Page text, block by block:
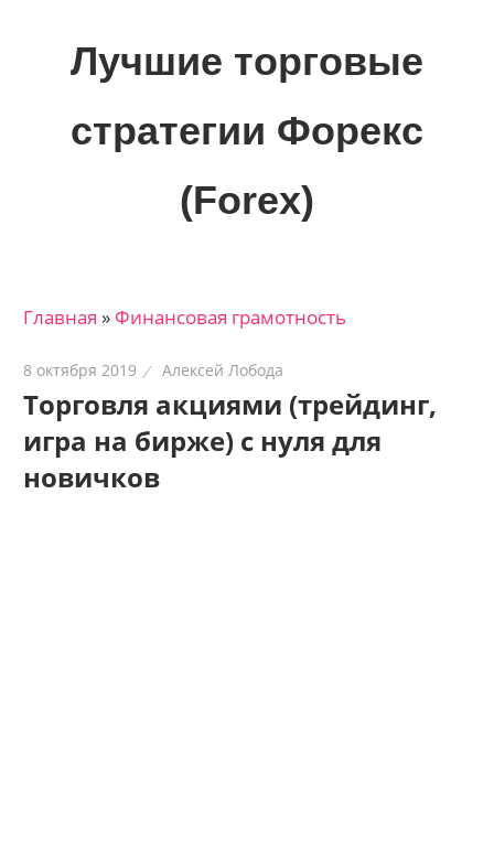
Лучшие торговые
стратегии Форекс
(Forex)
трейдеров
финансовых
рынках:
стратегии,
сигналы,
новости…
Главная » Финансовая грамотность
8 октября 2019 Алексей Лобода
Торговля акциями (трейдинг,
игра на бирже) с нуля для
новичков